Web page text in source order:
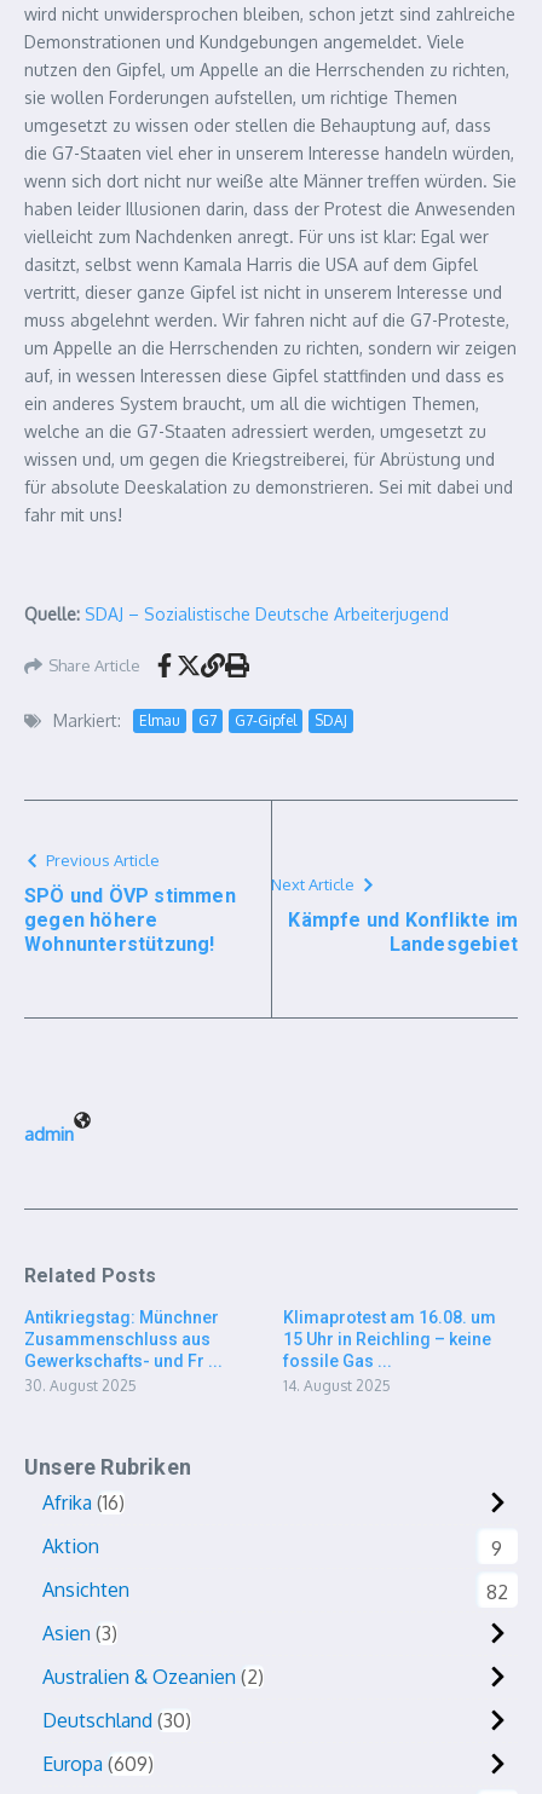
wird nicht unwidersprochen bleiben, schon jetzt sind zahlreiche
Demonstrationen und Kundgebungen angemeldet. Viele
nutzen den Gipfel, um Appelle an die Herrschenden zu richten,
sie wollen Forderungen aufstellen, um richtige Themen
umgesetzt zu wissen oder stellen die Behauptung auf, dass
die G7-Staaten viel eher in unserem Interesse handeln würden,
wenn sich dort nicht nur weiße alte Männer treffen würden. Sie
haben leider Illusionen darin, dass der Protest die Anwesenden
vielleicht zum Nachdenken anregt. Für uns ist klar: Egal wer
dasitzt, selbst wenn Kamala Harris die USA auf dem Gipfel
vertritt, dieser ganze Gipfel ist nicht in unserem Interesse und
muss abgelehnt werden. Wir fahren nicht auf die G7-Proteste,
um Appelle an die Herrschenden zu richten, sondern wir zeigen
auf, in wessen Interessen diese Gipfel stattfinden und dass es
ein anderes System braucht, um all die wichtigen Themen,
welche an die G7-Staaten adressiert werden, umgesetzt zu
wissen und, um gegen die Kriegstreiberei, für Abrüstung und
für absolute Deeskalation zu demonstrieren. Sei mit dabei und
fahr mit uns!
Quelle: SDAJ – Sozialistische Deutsche Arbeiterjugend
Share Article
Markiert: Elmau G7 G7-Gipfel SDAJ
Previous Article
SPÖ und ÖVP stimmen
gegen höhere
Wohnunterstützung!
Next Article
Kämpfe und Konflikte im
Landesgebiet
admin
Related Posts
Antikriegstag: Münchner
Zusammenschluss aus
Gewerkschafts- und Fr ...
30. August 2025
Klimaprotest am 16.08. um
15 Uhr in Reichling – keine
fossile Gas ...
14. August 2025
Unsere Rubriken
Afrika 16
Aktion
9
Ansichten
82
Asien 3
Australien & Ozeanien 2
Deutschland 30
Europa 609